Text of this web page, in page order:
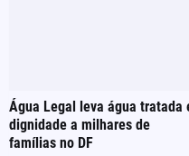
Água Legal leva água tratada
dignidade a milhares de
famílias no DF